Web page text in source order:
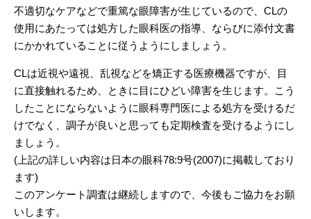
不適切なケアなどで重篤な眼障害が生じているので、CLの
使用にあたっては処方した眼科医の指導、ならびに添付文書
にかかれていることに従うようにしましょう。
CLは近視や遠視、乱視などを矯正する医療機器ですが、目
に直接触れるため、ときに目にひどい障害を生じます。こう
したことにならないように眼科専門医による処方を受けるだ
けでなく、調子が良いと思っても定期検査を受けるようにし
ましょう。
(上記の詳しい内容は日本の眼科78:9号(2007)に掲載しており
ます)
このアンケート調査は継続しますので、今後もご協力をお願
いします。